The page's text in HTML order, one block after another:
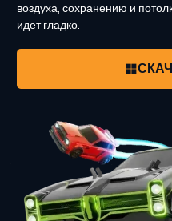
воздуха, сохранению и
идет гладко.